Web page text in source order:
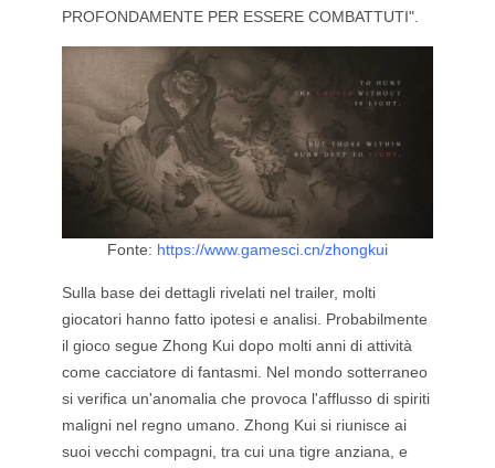
PROFONDAMENTE PER ESSERE COMBATTUTI".
Fonte: https://www.gamesci.cn/zhongkui
Sulla base dei dettagli rivelati nel trailer, molti
giocatori hanno fatto ipotesi e analisi. Probabilmente
il gioco segue Zhong Kui dopo molti anni di attività
come cacciatore di fantasmi. Nel mondo sotterraneo
si verifica un'anomalia che provoca l'afflusso di spiriti
maligni nel regno umano. Zhong Kui si riunisce ai
suoi vecchi compagni, tra cui una tigre anziana, e